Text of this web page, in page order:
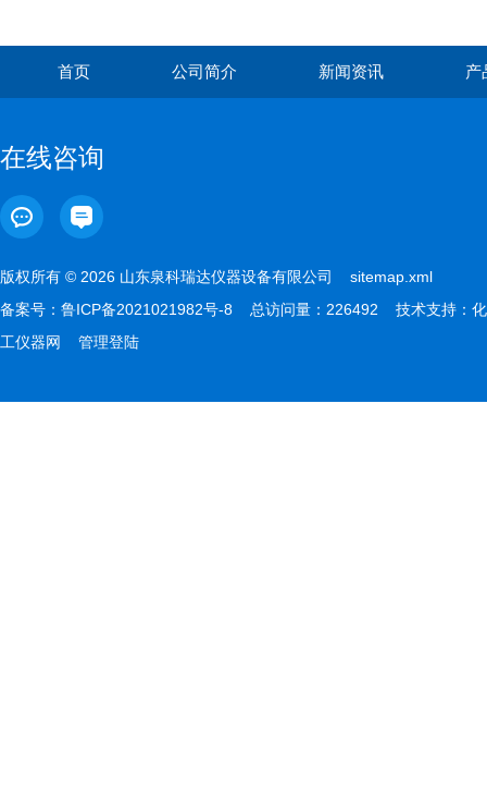
首页 公司简介 新闻资讯 产
在线咨询
版权所有 © 2026 山东泉科瑞达仪器设备有限公司 sitemap.xml
备案号： 鲁ICP备2021021982号-8 总访问量：226492 技术支持： 化
工仪器网
管理登陆